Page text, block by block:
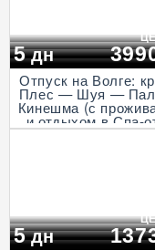
5дн
Отпуск на Волге:
Плес — Шуя —
Кинешма (с
и отдыхом в Спа-
Волга, проезд
5дн